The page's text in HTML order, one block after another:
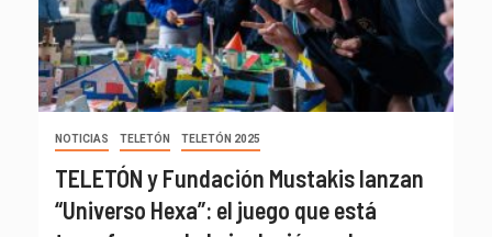
NOTICIAS TELETÓN TELETÓN 2025
TELETÓN y Fundación Mustakis lanzan
“Universo Hexa”: el juego que está